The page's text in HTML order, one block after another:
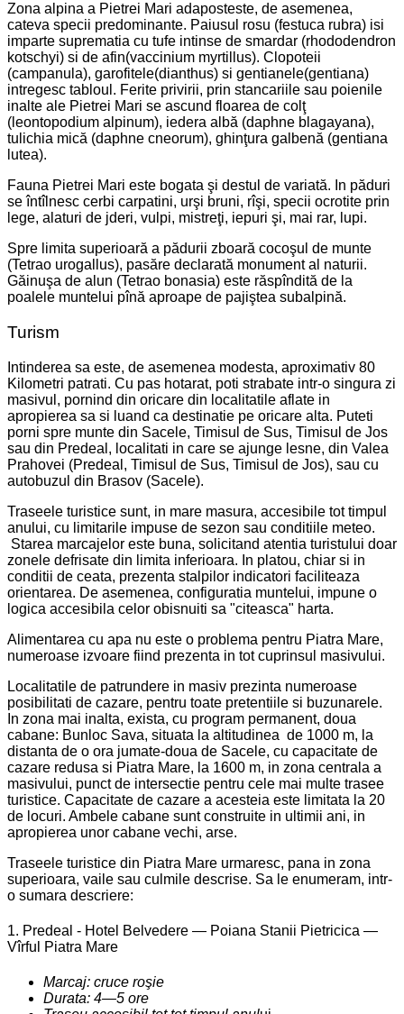
Zona alpina a Pietrei Mari adaposteste, de asemenea,
cateva specii predominante. Paiusul rosu (festuca rubra) isi
imparte suprematia cu tufe intinse de smardar (rhododendron
kotschyi) si de afin(vaccinium myrtillus). Clopoteii
(campanula), garofitele(dianthus) si gentianele(gentiana)
intregesc tabloul. Ferite privirii, prin stancariile sau poienile
inalte ale Pietrei Mari se ascund floarea de colţ
(leontopodium alpinum), iedera albă (daphne blagayana),
tulichia mică (daphne cneorum), ghinţura galbenă (gentiana
lutea).
Fauna Pietrei Mari este bogata şi destul de variată. In păduri
se întîlnesc cerbi carpatini, urşi bruni, rîşi, specii ocrotite prin
lege, alaturi de jderi, vulpi, mistreţi, iepuri şi, mai rar, lupi.
Spre limita superioară a pădurii zboară cocoşul de munte
(Tetrao urogallus), pasăre declarată monument al naturii.
Găinuşa de alun (Tetrao bonasia) este răspîndită de la
poalele muntelui pînă aproape de pajiştea subalpină.
Turism
Intinderea sa este, de asemenea modesta, aproximativ 80
Kilometri patrati. Cu pas hotarat, poti strabate intr-o singura zi
masivul, pornind din oricare din localitatile aflate in
apropierea sa si luand ca destinatie pe oricare alta. Puteti
porni spre munte din Sacele, Timisul de Sus, Timisul de Jos
sau din Predeal, localitati in care se ajunge lesne, din Valea
Prahovei (Predeal, Timisul de Sus, Timisul de Jos), sau cu
autobuzul din Brasov (Sacele).
Traseele turistice sunt, in mare masura, accesibile tot timpul
anului, cu limitarile impuse de sezon sau conditiile meteo.
Starea marcajelor este buna, solicitand atentia turistului doar
zonele defrisate din limita inferioara. In platou, chiar si in
conditii de ceata, prezenta stalpilor indicatori faciliteaza
orientarea. De asemenea, configuratia muntelui, impune o
logica accesibila celor obisnuiti sa "citeasca" harta.
Alimentarea cu apa nu este o problema pentru Piatra Mare,
numeroase izvoare fiind prezenta in tot cuprinsul masivului.
Localitatile de patrundere in masiv prezinta numeroase
posibilitati de cazare, pentru toate pretentiile si buzunarele.
In zona mai inalta, exista, cu program permanent, doua
cabane: Bunloc Sava, situata la altitudinea de 1000 m, la
distanta de o ora jumate-doua de Sacele, cu capacitate de
cazare redusa si Piatra Mare, la 1600 m, in zona centrala a
masivului, punct de intersectie pentru cele mai multe trasee
turistice. Capacitate de cazare a acesteia este limitata la 20
de locuri. Ambele cabane sunt construite in ultimii ani, in
apropierea unor cabane vechi, arse.
Traseele turistice din Piatra Mare urmaresc, pana in zona
superioara, vaile sau culmile descrise. Sa le enumeram, intr-
o sumara descriere:
1. Predeal - Hotel Belvedere — Poiana Stanii Pietricica —
Vîrful Piatra Mare
Marcaj: cruce roşie
Durata: 4—5 ore